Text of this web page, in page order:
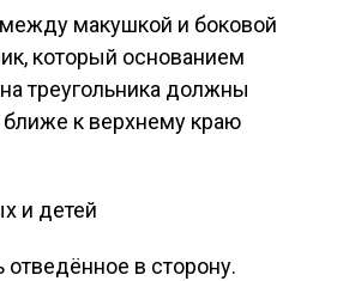
макушкой и боковой
который основанием
треугольника должны
к верхнему краю
в сторону.